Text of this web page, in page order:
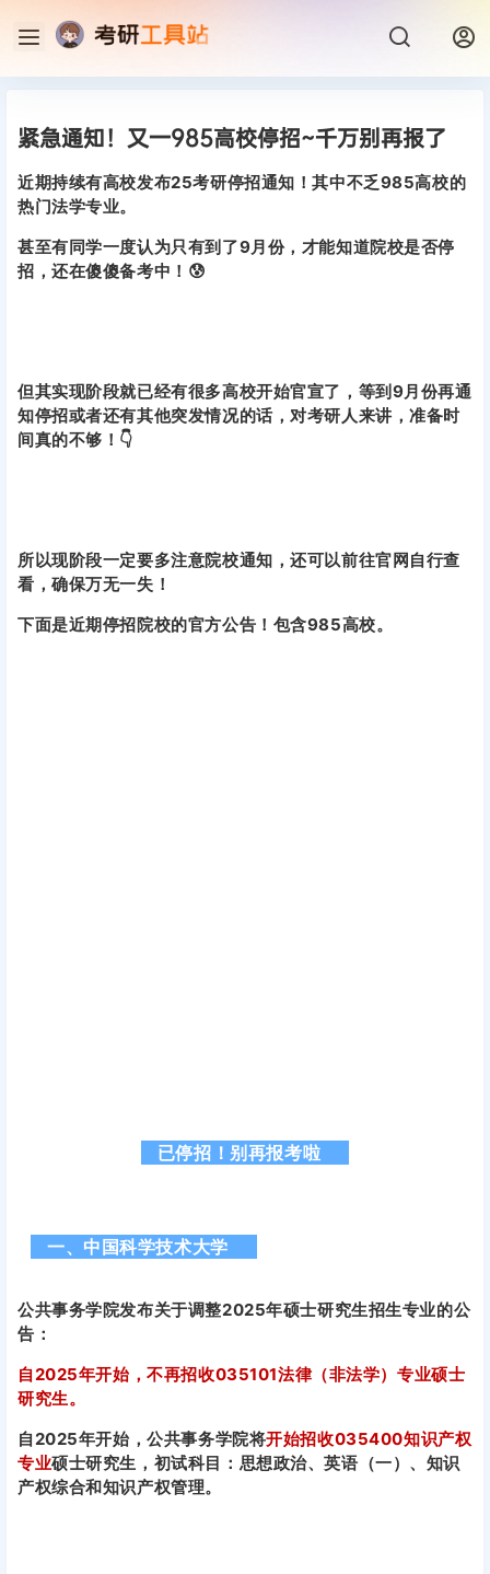
紧急通知！又一985高校停招~千万别再报了
近期持续有高校发布25考研停招通知！其中不乏985高校的
热门法学专业。
甚至有同学一度认为只有到了9月份，才能知道院校是否停
招，还在傻傻备考中！😰
但其实现阶段就已经有很多高校开始官宣了，等到9月份再通
知停招或者还有其他突发情况的话，对考研人来讲，准备时
间真的不够！👇
所以现阶段一定要多注意院校通知，还可以前往官网自行查
看，确保万无一失！
下面是近期停招院校的官方公告！包含985高校。
已停招！别再报考啦
一、中国科学技术大学
公共事务学院发布关于调整2025年硕士研究生招生专业的公
告：
自2025年开始，不再招收035101法律（非法学）专业硕士
研究生。
自2025年开始，公共事务学院将开始招收035400知识产权
专业硕士研究生，初试科目：思想政治、英语（一）、知识
产权综合和知识产权管理。